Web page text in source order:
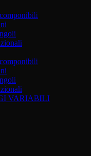
VARIABILI